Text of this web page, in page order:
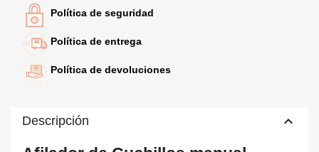
Política de seguridad
Política de entrega
Política de devoluciones
Descripción keyboard_arrow_up